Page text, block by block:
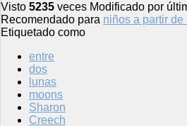
Visto 5235 veces Modificado por
Recomendado para niños a partir de
Etiquetado como
entre
dos
lunas
moons
Sharon
Creech